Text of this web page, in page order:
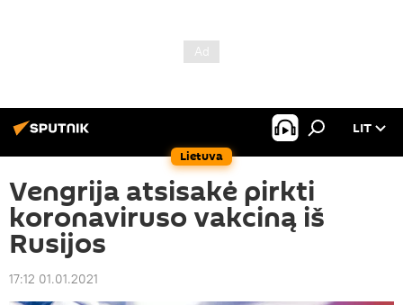
Lietuva
LIT
Vengrija atsisakė pirkti
koronaviruso vakciną iš
Rusijos
17:12 01.01.2021